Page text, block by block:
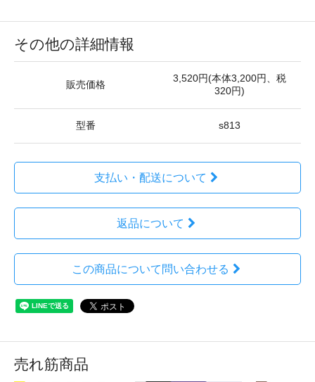
その他の詳細情報
販売価格
3,520円(本体3,200円、税
320円)
型番 s813
支払い・配送について
返品について
この商品について問い合わせる
売れ筋商品